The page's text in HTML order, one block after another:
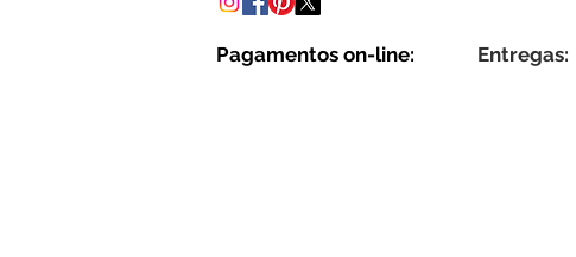
Pagamentos on-line: Entregas: